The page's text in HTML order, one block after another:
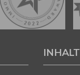
INHALT